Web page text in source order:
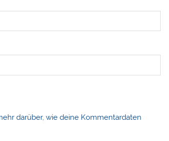
darüber, wie deine Kommentardaten